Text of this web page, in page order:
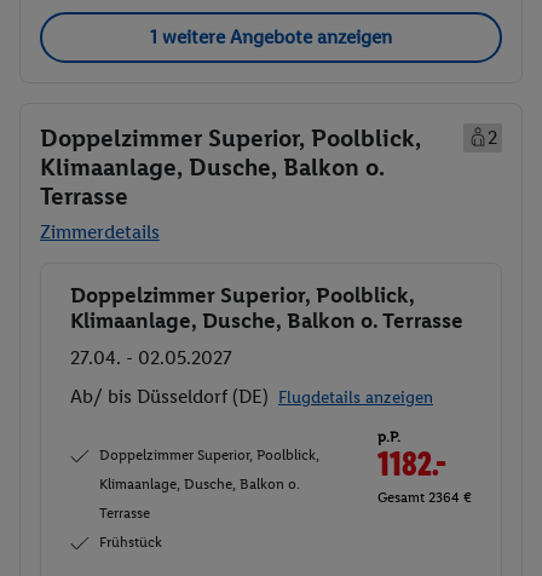
1 weitere Angebote anzeigen
Doppelzimmer Superior, Poolblick,
Klimaanlage, Dusche, Balkon o.
Terrasse
2
Zimmerdetails
Buchen
Doppelzimmer Superior, Poolblick,
Klimaanlage, Dusche, Balkon o. Terrasse
27.04. - 02.05.2027
Ab/ bis Düsseldorf (DE) Flugdetails anzeigen
Doppelzimmer Superior, Poolblick,
Klimaanlage, Dusche, Balkon o.
Terrasse
Frühstück
p.P.
1182.-
Gesamt 2364 €